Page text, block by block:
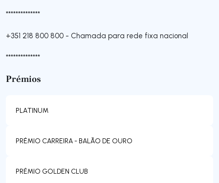
**************
+351 218 800 800 - Chamada para rede fixa nacional
**************
Prémios
PLATINUM
PRÉMIO CARREIRA - BALÃO DE OURO
PRÉMIO GOLDEN CLUB